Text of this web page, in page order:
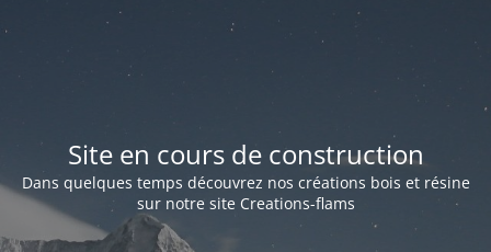
Site en cours de construction
Dans quelques temps découvrez nos créations bois et résine
sur notre site Creations-flams